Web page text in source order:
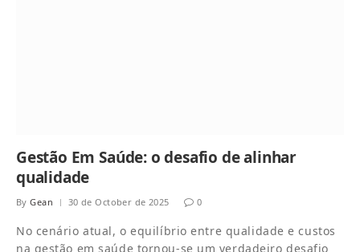
Gestão Em Saúde: o desafio de alinhar
qualidade
By Gean 30 de October de 2025 0
No cenário atual, o equilíbrio entre qualidade e custos
na gestão em saúde tornou-se um verdadeiro desafio